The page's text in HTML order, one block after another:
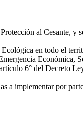
al Cesante, y
en todo el
Económica,
6° del Decreto
a implementar por